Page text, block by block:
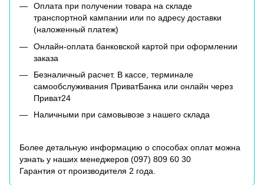
Оплата при получении товара на складе
транспортной кампании или по адресу доставки
(наложенный платеж)
Онлайн-оплата банковской картой при оформлении
заказа
Безналичный расчет. В кассе, терминале
самообслуживания ПриватБанка или онлайн через
Приват24
Наличными при самовывозе з нашего склада
Более детальную информацию о способах оплат можна
узнать у наших менеджеров (097) 809 60 30
Гарантия от производителя 2 года.